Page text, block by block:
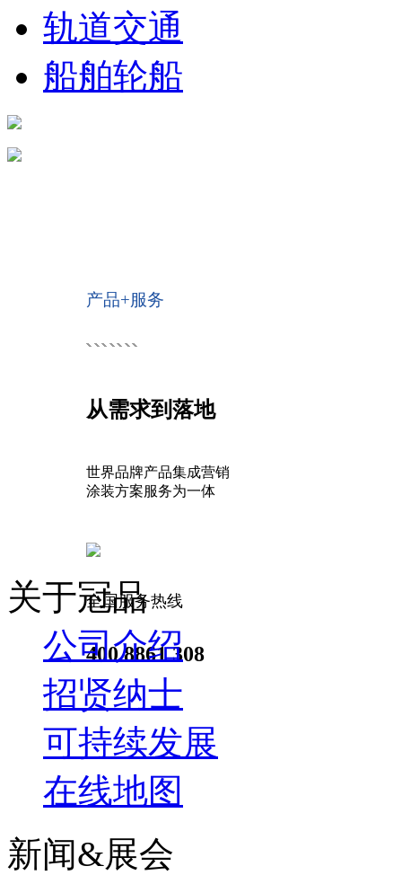
轨道交通
船舶轮船
产品+服务
从需求到落地
世界品牌产品集成营销
涂装方案服务为一体
全国服务热线
400 8861 308
关于冠品
公司介绍
招贤纳士
可持续发展
在线地图
新闻&展会